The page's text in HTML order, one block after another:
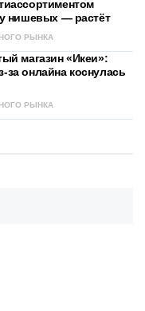
нишевых — растёт
РЫНКА
магазин «Икеи»:
онлайна коснулась
РЫНКА